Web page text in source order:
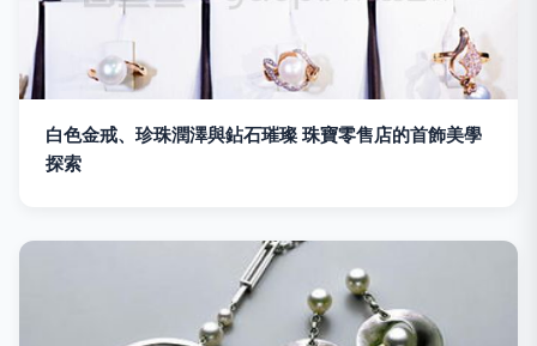
白色金戒、珍珠潤澤與鉆石璀璨 珠寶零售店的首飾美學
探索